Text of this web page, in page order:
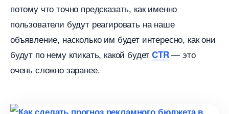
потому что точно предсказать, как именно
пользователи будут реагировать на наше
объявление, насколько им будет интересно, как они
удут по нему кликать, какой будетCTR— это
очень сложно заранее.